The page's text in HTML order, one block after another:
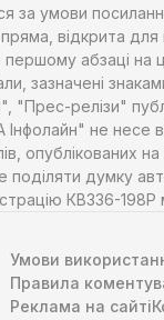
за умови
відкрита для
першому абзаці на
зазначені
"Прес-релізи"
не несе
опублікованих
поділяти думку
КВ336-198Р
Умови
Правила
Реклама на сайті